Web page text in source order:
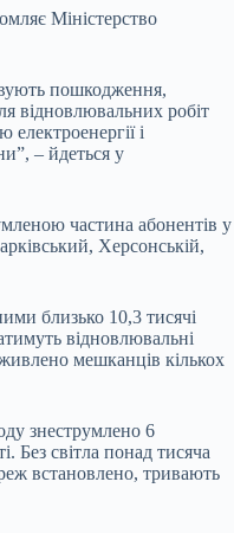
Міністерство
пошкодження,
відновлювальних робіт
електроенергії і
– йдеться у
частина абонентів у
Херсонській,
близько 10,3 тисячі
відновлювальні
мешканців кількох
знеструмлено 6
Без світла понад тисяча
встановлено, тривають